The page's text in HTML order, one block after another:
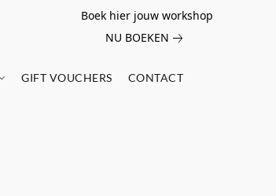
Boek hier jouw workshop
NU BOEKEN
GIFT VOUCHERS CONTACT